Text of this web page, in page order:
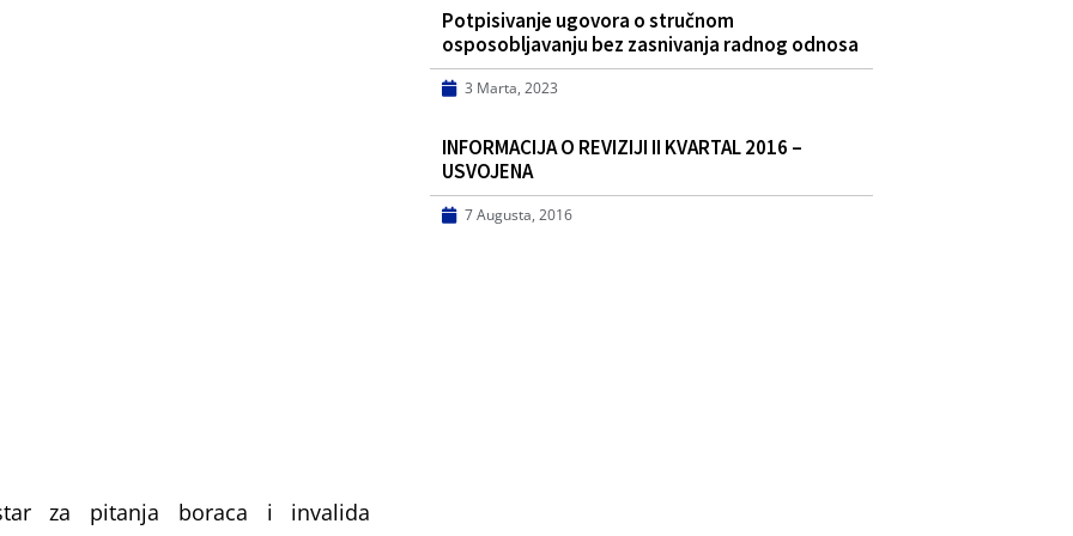
za pitanja boraca i invalida
Potpisivanje ugovora o stručnom
osposobljavanju bez zasnivanja radnog odnosa
3 Marta, 2023
INFORMACIJA O REVIZIJI II KVARTAL 2016 –
USVOJENA
7 Augusta, 2016